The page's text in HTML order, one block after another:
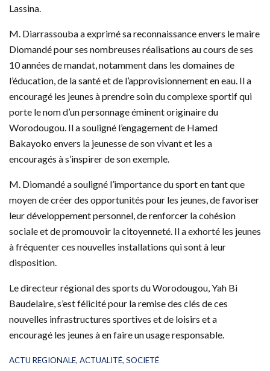
Lassina.
M. Diarrassouba a exprimé sa reconnaissance envers le maire
Diomandé pour ses nombreuses réalisations au cours de ses
10 années de mandat, notamment dans les domaines de
l’éducation, de la santé et de l’approvisionnement en eau. Il a
encouragé les jeunes à prendre soin du complexe sportif qui
porte le nom d’un personnage éminent originaire du
Worodougou. Il a souligné l’engagement de Hamed
Bakayoko envers la jeunesse de son vivant et les a
encouragés à s’inspirer de son exemple.
M. Diomandé a souligné l’importance du sport en tant que
moyen de créer des opportunités pour les jeunes, de favoriser
leur développement personnel, de renforcer la cohésion
sociale et de promouvoir la citoyenneté. Il a exhorté les jeunes
à fréquenter ces nouvelles installations qui sont à leur
disposition.
Le directeur régional des sports du Worodougou, Yah Bi
Baudelaire, s’est félicité pour la remise des clés de ces
nouvelles infrastructures sportives et de loisirs et a
encouragé les jeunes à en faire un usage responsable.
C
ACTU REGIONALE, ACTUALITÉ, SOCIETÉ